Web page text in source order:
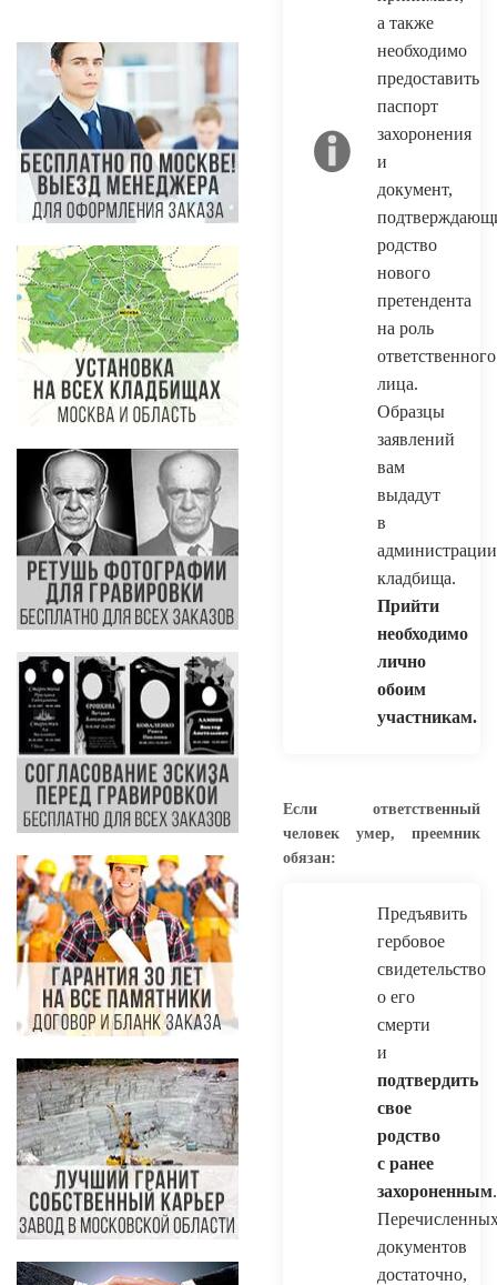
а также
необходимо
предоставить
паспорт
захоронения
и
документ,
родство
нового
претендента
на роль
ответственного
лица.
Образцы
заявлений
вам
выдадут
в
администрации
кладбища.
Прийти
необходимо
лично
обоим
участникам.
Если ответственный
человек умер, преемник
обязан:
Предъявить
гербовое
свидетельство
о его
смерти
и
подтвердить
свое
родство
с ранее
захороненным.
документов
достаточно,